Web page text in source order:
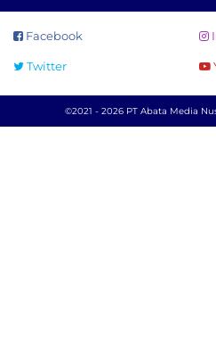
Facebook
Twitter
©2021 - 2026 PT Abata Media